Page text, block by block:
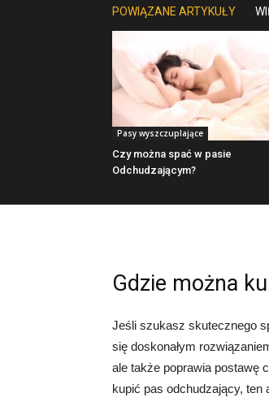
POWIĄZANE ARTYKUŁY
Pasy wyszczuplające
Czy można spać w pasie
Odchudzającym?
Gdzie można
Jeśli szukasz skutecznego
się doskonałym
ale także poprawia postawę
kupić pas odchudzający, ten